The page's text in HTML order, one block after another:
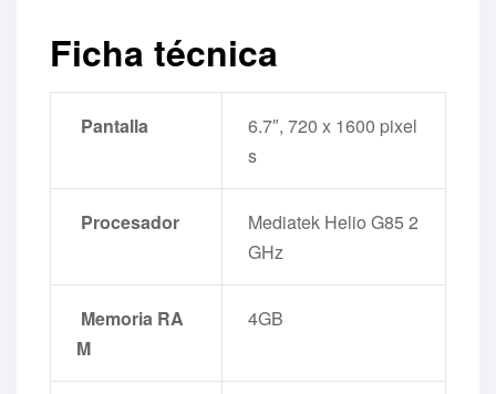
Ficha técnica
Pantalla
6.7″, 720 x 1600 pixel
s
Procesador
Mediatek Helio G85 2
GHz
Memoria RA
M
4GB